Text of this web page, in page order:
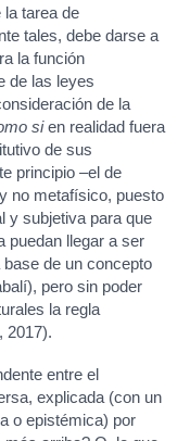
la tarea de
tales, debe darse a
la función
de las leyes
de la
sien realidad fuera
de sus
principio –el de
no metafísico, puesto
y subjetiva para que
puedan llegar a ser
de un concepto
pero sin poder
la regla
2017).
entre el
explicada (con un
o epistémica) por